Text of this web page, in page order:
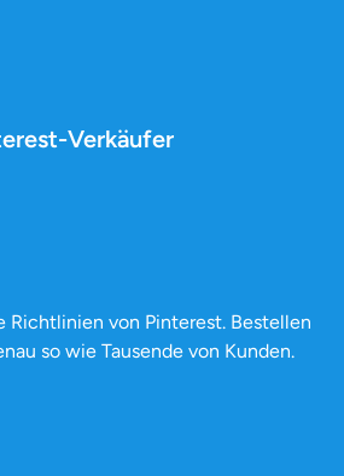
Verkäufer
Richtlinien von Pinterest. Bestellen
so wie Tausende von Kunden.